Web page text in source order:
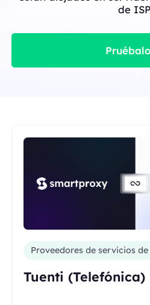
de
Pruébalo
Proveedores de servicios
Tuenti (Telefónica)